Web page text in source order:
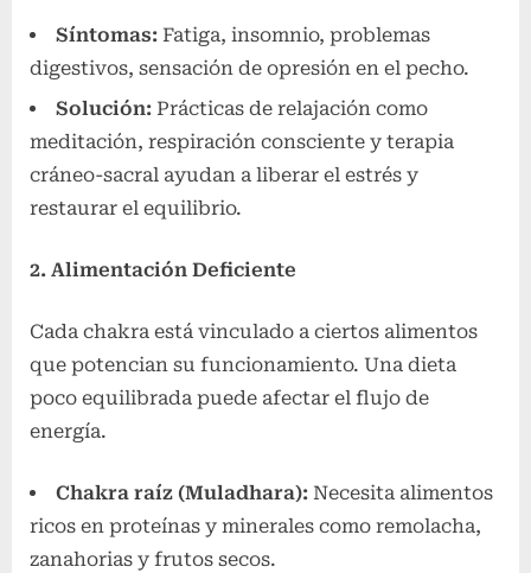
Síntomas: Fatiga, insomnio, problemas
digestivos, sensación de opresión en el pecho.
Solución: Prácticas de relajación como
meditación, respiración consciente y terapia
cráneo-sacral ayudan a liberar el estrés y
restaurar el equilibrio.
2. Alimentación Deficiente
Cada chakra está vinculado a ciertos alimentos
que potencian su funcionamiento. Una dieta
poco equilibrada puede afectar el flujo de
energía.
Chakra raíz (Muladhara): Necesita alimentos
ricos en proteínas y minerales como remolacha,
zanahorias y frutos secos.